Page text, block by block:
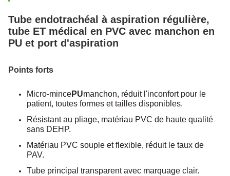
Tube endotrachéal à aspiration régulière,
tube ET médical en PVC avec manchon en
PU et port d'aspiration
Points forts
Micro-mincePUmanchon, réduit l'inconfort pour le
patient, toutes formes et tailles disponibles.
Résistant au pliage, matériau PVC de haute qualité
sans DEHP.
Matériau PVC souple et flexible, réduit le taux de
PAV.
Tube principal transparent avec marquage clair.